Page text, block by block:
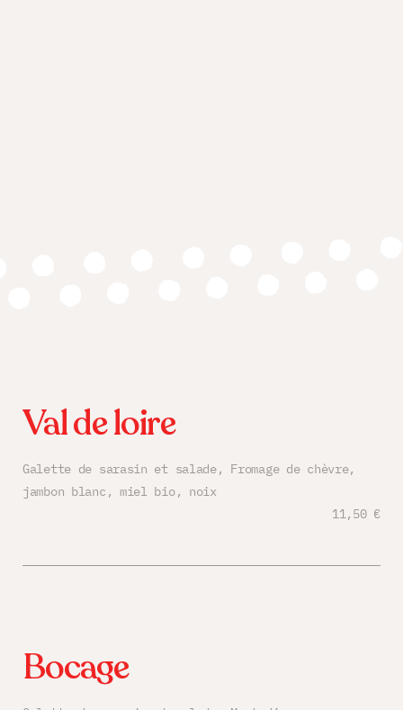
Val de loire
Galette de sarasin et salade, Fromage de chèvre,
jambon blanc, miel bio, noix
11,50 €
Bocage